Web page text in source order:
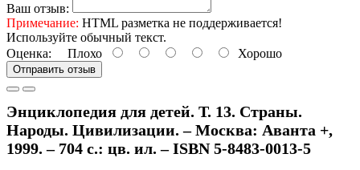
Ваш отзыв:
Примечание: HTML разметка не поддерживается!
Используйте обычный текст.
Оценка: Плохо Хорошо
Отправить отзыв
Энциклопедия для детей. Т. 13. Страны.
Народы. Цивилизации. – Москва: Аванта +,
1999. – 704 с.: цв. ил. – ISBN 5-8483-0013-5